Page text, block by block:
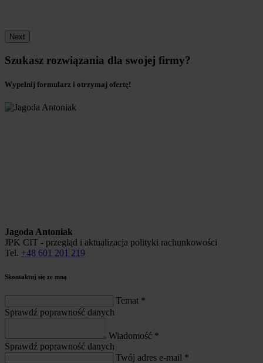
Next
Szukasz rozwiązania dla swojej firmy?
Wypełnij formularz i otrzymaj ofertę!
Jagoda Antoniak
JPK CIT - przegląd i aktualizacja polityki rachunkowości
Tel. +48 601 201 219
Skontaktuj się ze mną
Temat *
Sprawdź poprawność danych
Wiadomość *
Sprawdź poprawność danych
Twój adres e-mail *